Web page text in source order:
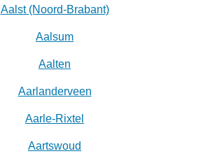
Aalst (Noord-Brabant)
Aalsum
Aalten
Aarlanderveen
Aarle-Rixtel
Aartswoud